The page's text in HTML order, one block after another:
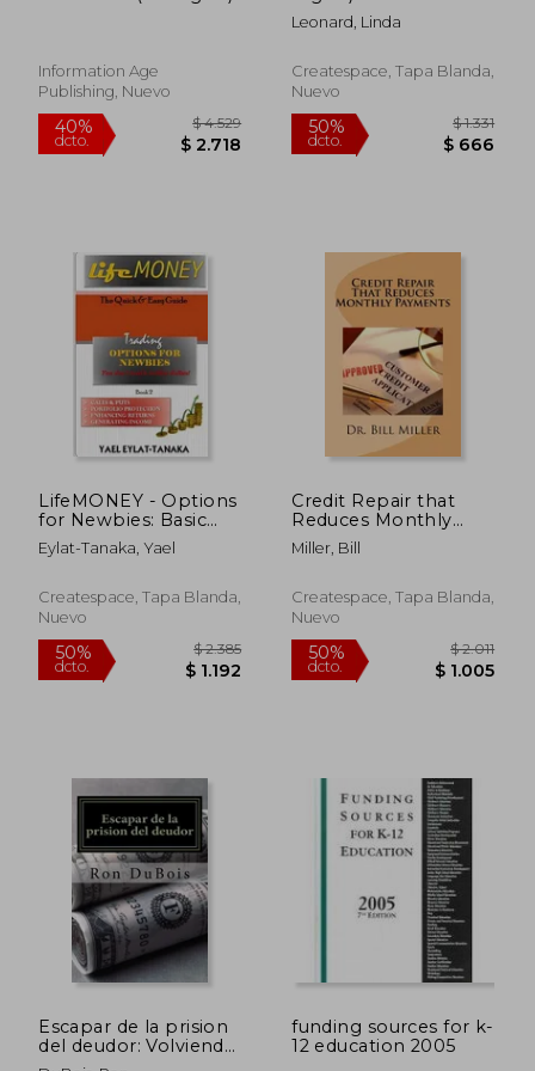
50%
dcto.
40%
dcto.
50% 50%
Information Age
Publishing, Nuevo
Leonard, Linda
Createspace, Tapa Blanda,
Nuevo
LifeMONEY - Options
for Newbies: Basic
Concepts and
Techniques (en
Eylat-Tanaka, Yael
Createspace, Tapa Blanda,
Nuevo
Credit Repair that
Reduces Monthly
Payments (en Inglés)
Miller, Bill
Createspace, Tapa Blanda,
Nuevo
Escapar de la prision
del deudor: Volviendo
su deuda en riqueza
funding sources for k-
12 education 2005